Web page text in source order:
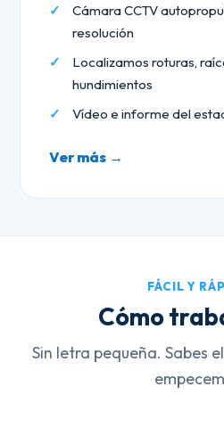
Cámara CCTV
resolución
Localizamos roturas,
hundimientos
Vídeo e informe del
Ver más →
FÁCIL Y
Cómo
Sin letra pequeña. Sabes